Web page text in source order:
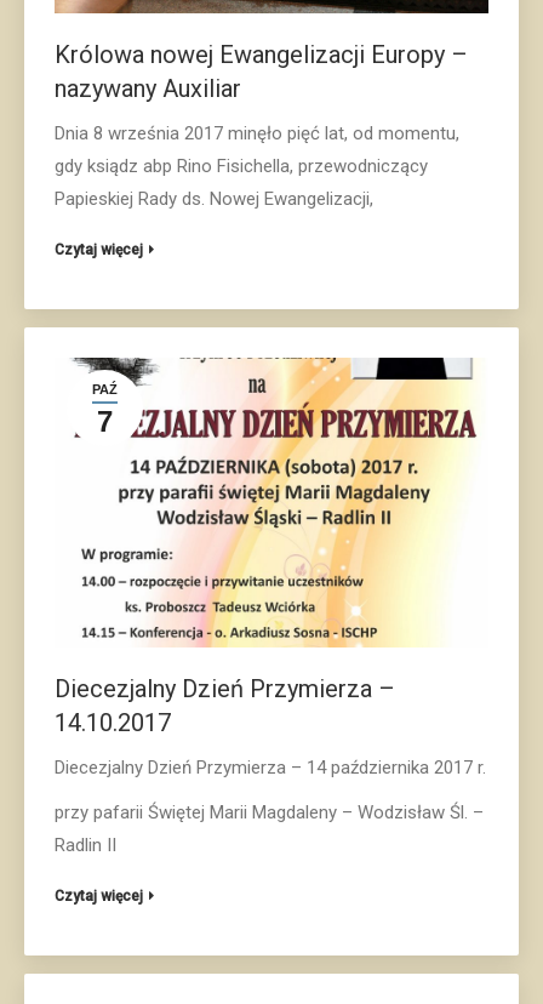
Królowa nowej Ewangelizacji Europy –
nazywany Auxiliar
Dnia 8 września 2017 minęło pięć lat, od momentu,
gdy ksiądz abp Rino Fisichella, przewodniczący
Papieskiej Rady ds. Nowej Ewangelizacji,
Czytaj więcej
PAŹ
7
Diecezjalny Dzień Przymierza –
14.10.2017
Diecezjalny Dzień Przymierza – 14 października 2017 r.
przy pafarii Świętej Marii Magdaleny – Wodzisław Śl. –
Radlin II
Czytaj więcej